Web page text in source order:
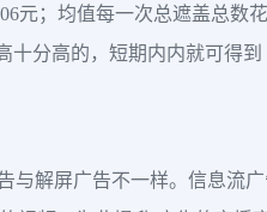
元；均值每一次总遮盖总数
分高的，短期内内就可得到
解屏广告不一样。信息流